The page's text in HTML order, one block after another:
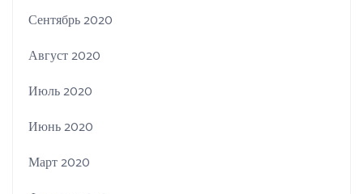
Сентябрь 2020
Август 2020
Июль 2020
Июнь 2020
Март 2020